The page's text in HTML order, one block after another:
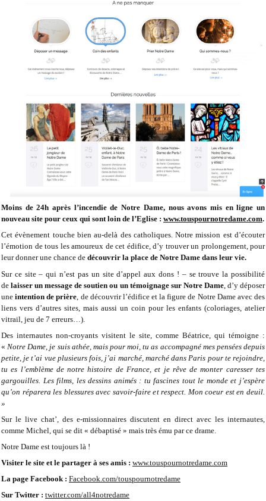
Moins de 24h après l’incendie de Notre Dame, nous avons mis en ligne un
nouveau site pour ceux qui sont loin de l’Eglise : www.touspournotredame.com.
Cet évènement touche bien au-delà des catholiques. Notre mission est d’écouter
l’émotion de tous les amoureux de cet édifice, d’y trouver un prolongement, pour
leur donner une chance de découvrir la place de Notre Dame dans leur vie.
Sur ce site – qui n’est pas un site d’appel aux dons ! – se trouve la possibilité
delaisser un message de soutien ou un témoignage sur Notre Dame, d’y déposer
uneintention de prière , de découvrir l’édifice et la figure de Notre Dame avec des
liens vers d’autres sites, mais aussi un coin pour les enfants (coloriages, atelier
vitrail, jeu de 7 erreurs…).
Des internautes non-croyants visitent le site, comme Béatrice, qui témoigne :
« Notre Dame, je suis athée, mais pour moi, tu as accompagné mes pensées depuis
petite, je t’ai vue plusieurs fois, j’ai marché, marché dans Paris pour te rejoindre,
tu es l’emblème de notre histoire de France, et je rêve de monter caresser tes
gargouilles. Les films, les dessins animés : tu fascines tout le monde et j’espère
qu’on réparera les blessures avec savoir-faire et respect. Mon coeur est en deuil.
»
Sur le live chat’, des e-missionnaires discutent en direct avec les internautes,
comme Michel, qui se dit « débaptisé » mais très ému par ce drame.
Notre Dame est toujours là !
Visiter le site et le partager à ses amis : www.touspournotredame.com
La page Facebook : Facebook.com/touspournotredame
Sur Twitter : twitter.com/all4notredame